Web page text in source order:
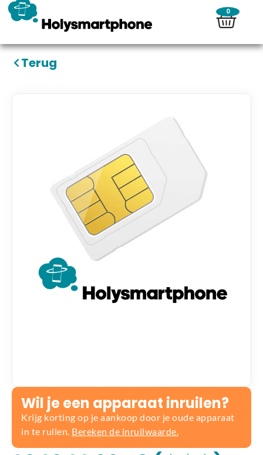
0
Terug
Wil je een apparaat inruilen?
Krijg korting op je aankoop door je oude apparaat
in te ruilen. Bereken de inruilwaarde.